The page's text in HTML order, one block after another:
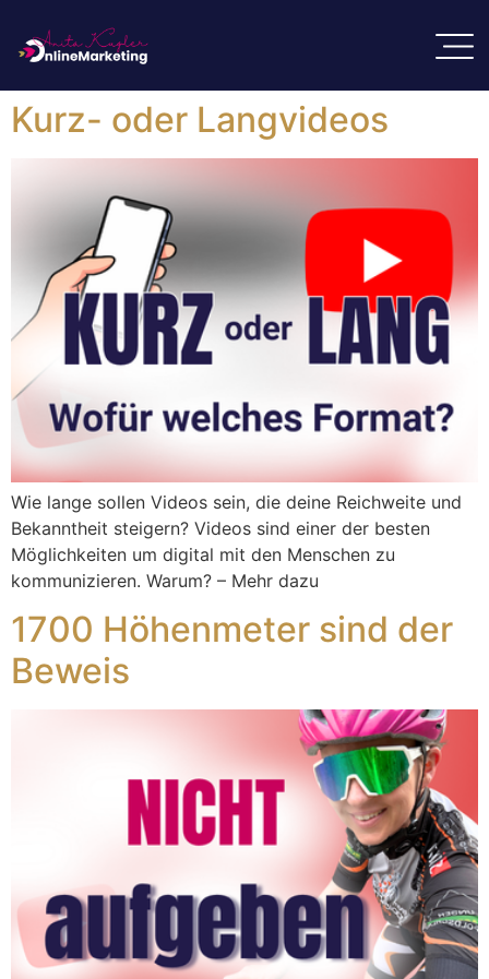
Kurz- oder Langvideos
Wie lange sollen Videos sein, die deine Reichweite und
Bekanntheit steigern? Videos sind einer der besten
Möglichkeiten um digital mit den Menschen zu
kommunizieren. Warum? – Mehr dazu
1700 Höhenmeter sind der
Beweis